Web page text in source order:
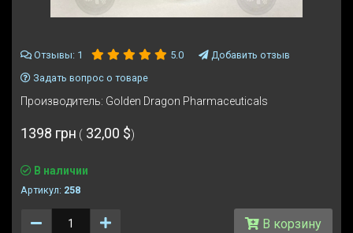
Отзывы: 1 5.0
Добавить отзыв
Задать вопрос о товаре
Производитель: Golden Dragon Pharmaceuticals
1398 грн ( 32,00 $)
В наличии
Артикул: 258
Количество
В корзину